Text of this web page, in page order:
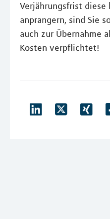
Verjährungsfrist diese
anprangern, sind Sie
auch zur Übernahme
Kosten verpflichtet!